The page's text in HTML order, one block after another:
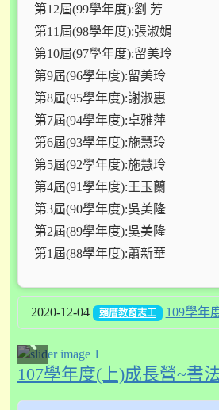
第12屆(99學年度):劉 芳
第11屆(98學年度):張淑娟
第10屆(97學年度):留美玲
第9屆(96學年度):留美玲
第8屆(95學年度):謝淑惠
第7屆(94學年度):卓雅萍
第6屆(93學年度):施慧玲
第5屆(92學年度):施慧玲
第4屆(91學年度):王玉蘭
第3屆(90學年度):吳美隆
第2屆(89學年度):吳美隆
第1屆(88學年度):蕭新華
2020-12-04 賴厝教育志工 109學年
107學年度(上)成長營~書